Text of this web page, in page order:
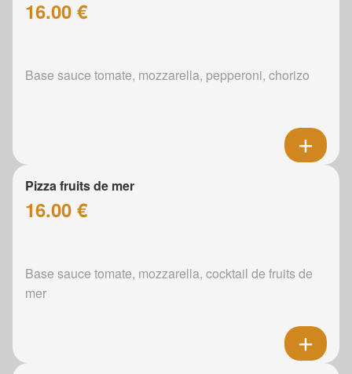
16.00 €
Base sauce tomate, mozzarella, pepperoni, chorizo
Pizza fruits de mer
16.00 €
Base sauce tomate, mozzarella, cocktail de fruits de
mer